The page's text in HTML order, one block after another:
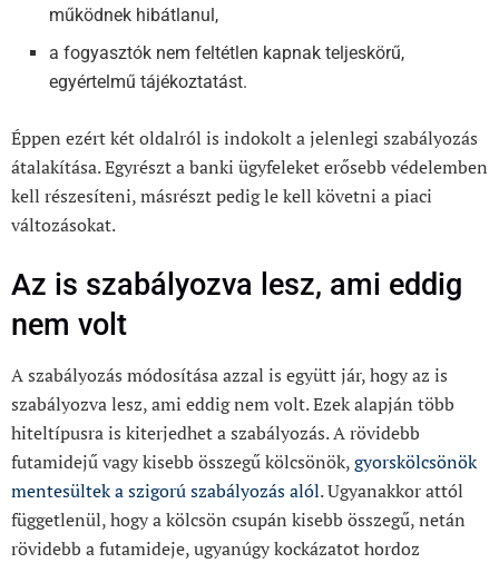
működnek hibátlanul,
a fogyasztók nem feltétlen kapnak teljeskörű,
egyértelmű tájékoztatást.
Éppen ezért két oldalról is indokolt a jelenlegi szabályozás
átalakítása. Egyrészt a banki ügyfeleket erősebb védelemben
kell részesíteni, másrészt pedig le kell követni a piaci
változásokat.
Az is szabályozva lesz, ami eddig
nem volt
A szabályozás módosítása azzal is együtt jár, hogy az is
szabályozva lesz, ami eddig nem volt. Ezek alapján több
hiteltípusra is kiterjedhet a szabályozás. A rövidebb
futamidejű vagy kisebb összegű kölcsönök,gyorskölcsönök
mentesültek a szigorú szabályozás alól. Ugyanakkor attól
függetlenül, hogy a kölcsön csupán kisebb összegű, netán
rövidebb a futamideje, ugyanúgy kockázatot hordoz